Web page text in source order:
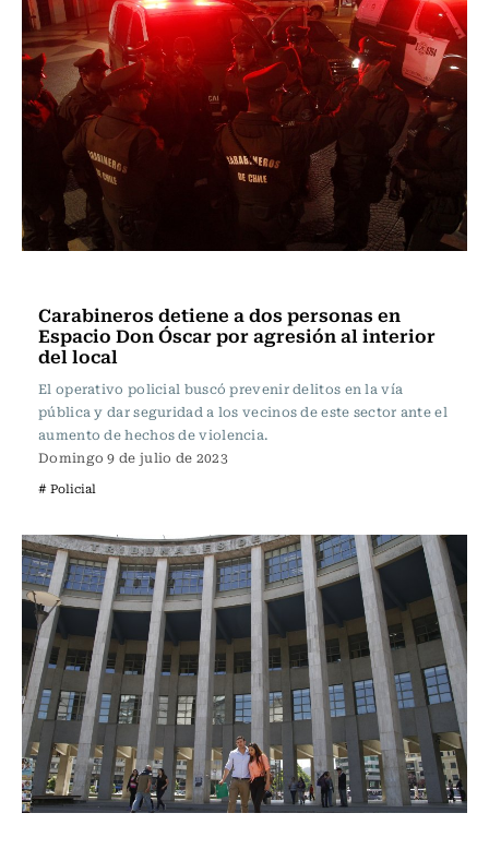
Carabineros detiene a dos personas en
Espacio Don Óscar por agresión al interior
del local
El operativo policial buscó prevenir delitos en la vía
pública y dar seguridad a los vecinos de este sector ante el
aumento de hechos de violencia.
Domingo 9 de julio de 2023
# Policial